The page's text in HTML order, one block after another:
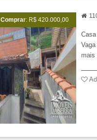
Comprar: R$ 420.000,00
mais